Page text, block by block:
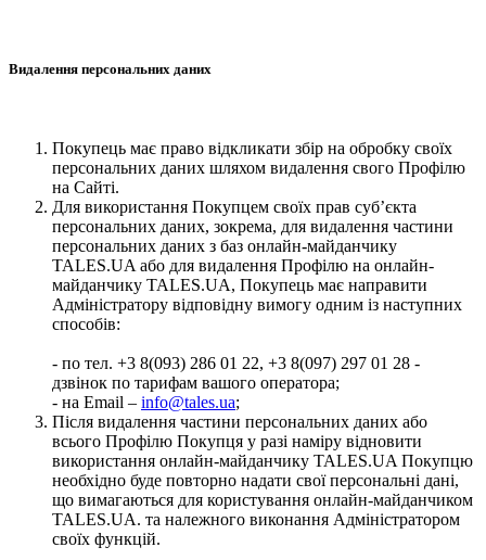
Видалення персональних даних
Покупець має право відкликати збір на обробку своїх
персональних даних шляхом видалення свого Профілю
на Сайті.
Для використання Покупцем своїх прав суб’єкта
персональних даних, зокрема, для видалення частини
персональних даних з баз онлайн-майданчику
TALES.UA або для видалення Профілю на онлайн-
майданчику TALES.UA, Покупець має направити
Адміністратору відповідну вимогу одним із наступних
способів:
- по тел. +3 8(093) 286 01 22, +3 8(097) 297 01 28 -
дзвінок по тарифам вашого оператора;
- на Email – info@tales.ua;
Після видалення частини персональних даних або
всього Профілю Покупця у разі наміру відновити
використання онлайн-майданчику TALES.UA Покупцю
необхідно буде повторно надати свої персональні дані,
що вимагаються для користування онлайн-майданчиком
TALES.UA. та належного виконання Адміністратором
своїх функцій.